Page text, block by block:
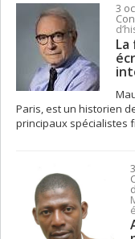
3
La
Paris, est un historien
principaux spécialistes